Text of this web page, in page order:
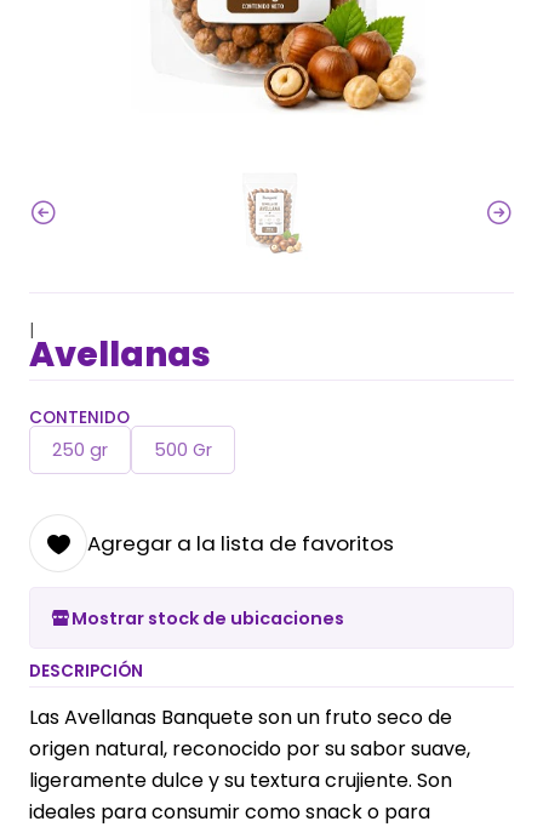
|
Avellanas
CONTENIDO
250 gr 500 Gr
Agregar a la lista de favoritos
Mostrar stock de ubicaciones
DESCRIPCIÓN
Las Avellanas Banquete son un fruto seco de
origen natural, reconocido por su sabor suave,
ligeramente dulce y su textura crujiente. Son
ideales para consumir como snack o para